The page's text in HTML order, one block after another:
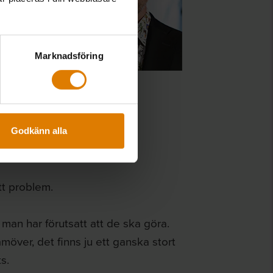
Marknadsföring
Godkänn alla
ska
sig
problem.
har förutsatt att de ska göra.
det finns ju ett ganska stort